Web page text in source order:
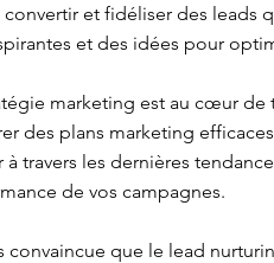
convertir et fidéliser des leads
et des idées pour
marketing est au cœur
des plans marketing
à travers les dernières
de vos campagnes.
convaincue que le lead